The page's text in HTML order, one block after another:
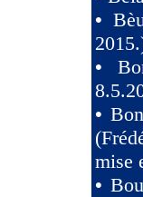
•
•
•
mise
•